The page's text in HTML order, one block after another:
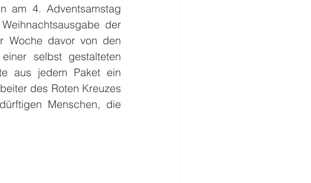
am 4. Adventsamstag
der
Woche davor von den
selbst gestalteten
aus jedem Paket ein
des Roten Kreuzes
Menschen, die